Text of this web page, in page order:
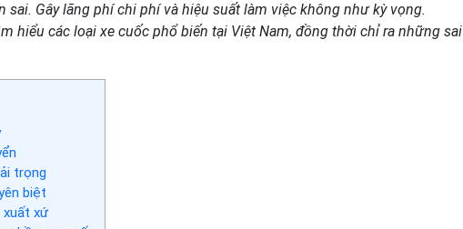
sai. Gây lãng phí chi phí và hiệu suất làm việc không như kỳ vọng.
hiểu các loại xe cuốc phổ biến tại Việt Nam, đồng thời chỉ ra những sai
trọng
biệt
xứ